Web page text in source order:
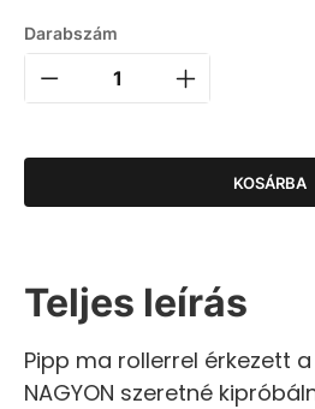
Darabszám
KOSÁRBA
Teljes leírás
Pipp ma rollerrel érkezett
NAGYON szeretné